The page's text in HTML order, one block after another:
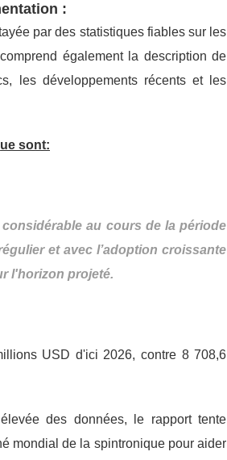
:
par des statistiques fiables sur les
également la description de
les développements récents et les
sont:
au cours de la période
et avec l’adoption croissante
l'horizon projeté.
USD d'ici 2026, contre 8 708,6
des données, le rapport tente
mondial de la spintronique pour aider